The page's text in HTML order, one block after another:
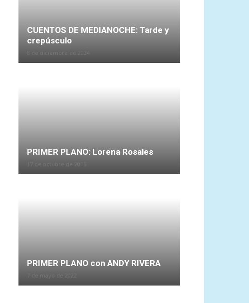
CUENTOS DE MEDIANOCHE: Tarde y
crepúsculo
PRIMER PLANO: Lorena Rosales
17 de octubre de 2015
PRIMER PLANO con ANDY RIVERA
7 de mayo de 2022